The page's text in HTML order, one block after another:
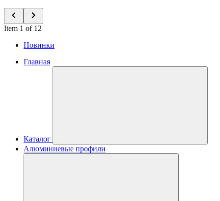
Item 1 of 12
Новинки
Главная
Каталог
Алюминиевые профили